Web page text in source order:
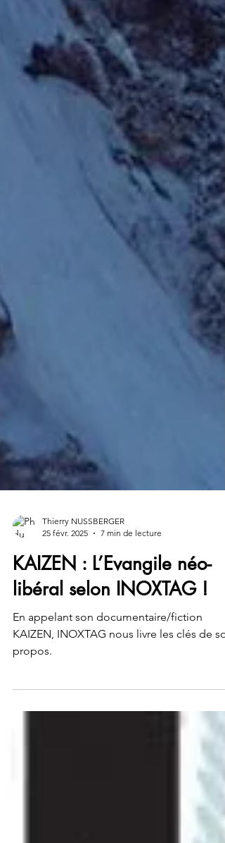
25 févr. 2025
7 min de lecture
KAIZEN : L’Evangile néo-
libéral selon INOXTAG !
En appelant son documentaire/fiction
KAIZEN, INOXTAG nous livre les clés de